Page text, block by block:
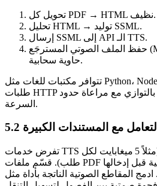
تحويل كل PDF → HTML نظيف.
تحليل HTML → توليد SSML.
إرسال SSML إلى API الـ TTS.
حفظ الملف الصوتي المسترجَع (MP3، AAC، أو OGG) في
حاوية سحابية.
تتوافر مكتبات للغات مثل Python، Node.js، أو PowerShell لإجراء
طلبات HTTP ويمكنها تشغيل الاتصالات بالتوازي مع مراعاة حدود
السرعة.
5.2 التعامل مع المستندات الكبيرة
تفرض خدمات TTS عادةً حدًا لحجم النص (مثلاً 5 ميغابايت لكل
طلب). قسّم ملفات PDF الطويلة إلى فصول منطقية قبل إدخالها